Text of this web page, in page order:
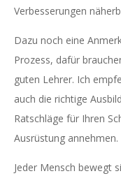
Verbesserungen
Dazu noch eine
Prozess, dafür
guten Lehrer. Ich
auch die richtige
Ratschläge für Ihren
Ausrüstung annehmen.
Jeder Mensch bewegt